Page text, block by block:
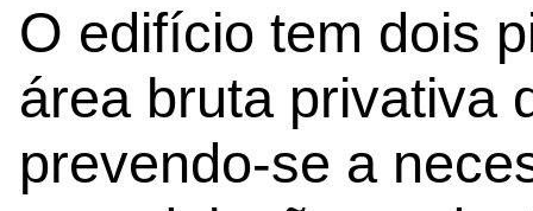
O edifício tem dois
área bruta privativa
prevendo-se a